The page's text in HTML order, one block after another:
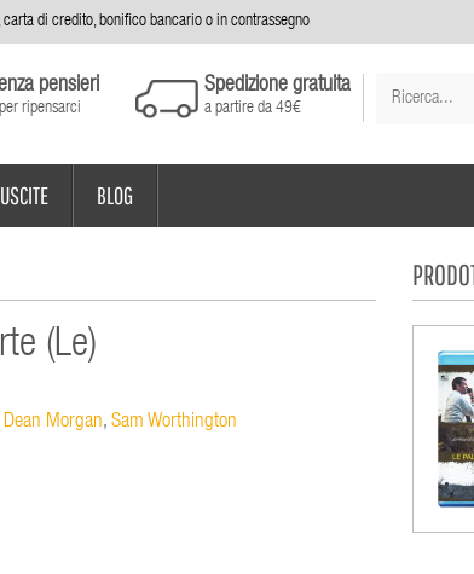
di credito, bonifico bancario o in contrassegno
pensieri
ripensarci
Spedizione gratuita
a partire da 49€
BLOG
(Le)
Morgan, Sam Worthington